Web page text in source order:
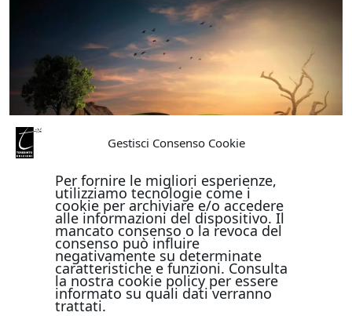
Gestisci Consenso Cookie
Per fornire le migliori esperienze,
utilizziamo tecnologie come i
cookie per archiviare e/o accedere
alle informazioni del dispositivo. Il
mancato consenso o la revoca del
consenso può influire
negativamente su determinate
caratteristiche e funzioni. Consulta
la nostra cookie policy per essere
informato su quali dati verranno
trattati.